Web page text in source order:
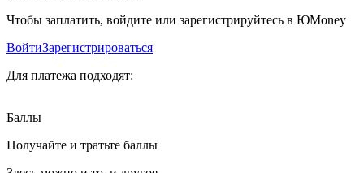
Чтобы заплатить, войдите или зарегистрируйтесь в ЮMoney
ВойтиЗарегистрироваться
Для платежа подходят:
Баллы
Получайте и тратьте баллы